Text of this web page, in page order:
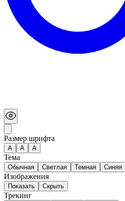
Размер шрифта
А A A
Тема
Обычная Светлая Темная Синяя
Изображения
Показать Скрыть
Трекинг